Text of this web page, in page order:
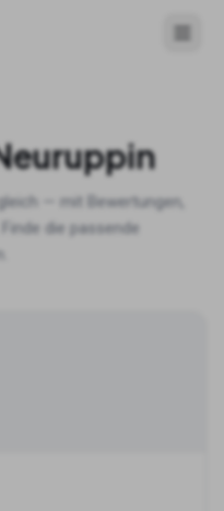
— mit Bewertungen,
die passende